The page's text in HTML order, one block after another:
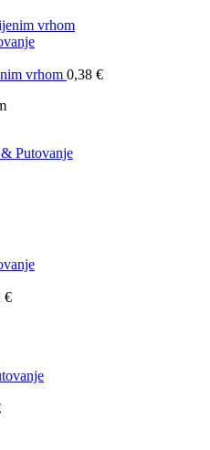
vrhom 0,38 €
Putovanje
€